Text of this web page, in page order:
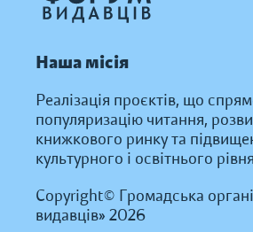
Наша місія
Реалізація проєктів, що
популяризацію читання,
книжкового ринку та
культурного і освітнього
Copyright© Громадська
видавців» 2026